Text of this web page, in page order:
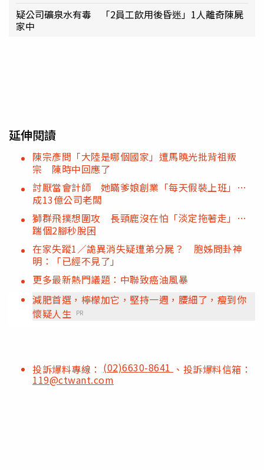
疑公司礦泉水有毒 「2員工飲用後昏迷」1人離奇陳屍
家中
延伸閱讀
陳宗彥問「大陸是哪個國家」遭馬曉光批背祖叛
宗 陳時中回應了
討厭當會計師 她瞞爹娘創業「每天假裝上班」…
成13億公司老闆
獅群飛撲想圍攻 長頸鹿沒在怕「淡定拖著走」…
踹個2腳秒脫困
在家失蹤1／詭異消失疑遭弟分屍？ 胞姊問卦神
明：「已經不見了」
更多最新熱門議題：中聯致癌油風暴
減肥首選，檸檬加它，堅持一週，腰細了，瘦到你
懷疑人生
PR
投訴爆料專線： (02)6630-8641 、投訴爆料信箱：
119@ctwant.com